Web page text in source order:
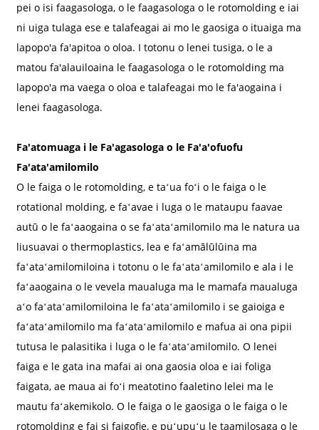
pei o isi faagasologa, o le faagasologa o le rotomolding e iai
ni uiga tulaga ese e talafeagai ai mo le gaosiga o ituaiga ma
lapopo'a fa'apitoa o oloa. I totonu o lenei tusiga, o le a
matou fa'alauiloaina le faagasologa o le rotomolding ma
lapopo'a ma vaega o oloa e talafeagai mo le fa'aogaina i
lenei faagasologa.
Fa'atomuaga i le Fa'agasologa o le Fa'a'ofuofu
Fa'ata'amilomilo
O le faiga o le rotomolding, e taʻua foʻi o le faiga o le
rotational molding, e faʻavae i luga o le mataupu faavae
autū o le faʻaaogaina o se faʻataʻamilomilo ma le natura ua
liusuavai o thermoplastics, lea e faʻamālūlūina ma
faʻataʻamilomiloina i totonu o le faʻataʻamilomilo e ala i le
faʻaaogaina o le vevela maualuga ma le mamafa maualuga
aʻo faʻataʻamilomiloina le faʻataʻamilomilo i se gaioiga e
faʻataʻamilomilo ma faʻataʻamilomilo e mafua ai ona pipii
tutusa le palasitika i luga o le faʻataʻamilomilo. O lenei
faiga e le gata ina mafai ai ona gaosia oloa e iai foliga
faigata, ae maua ai foʻi meatotino faaletino lelei ma le
mautu faʻakemikolo. O le faiga o le gaosiga o le faiga o le
rotomolding e fai si faigofie, e puʻupuʻu le taamilosaga o le